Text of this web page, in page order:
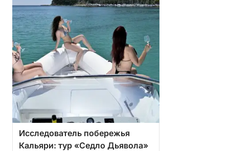
Исследователь побережья
Кальяри: тур «Седло Дьявола»